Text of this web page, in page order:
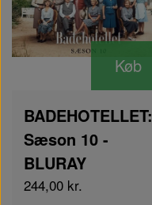
Køb
BADEHOTELLET:
Sæson 10 -
BLURAY
244,00 kr.